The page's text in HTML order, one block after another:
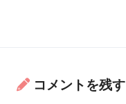
コメントを残す